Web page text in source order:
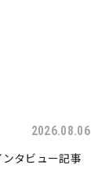
2026.08.06
ンタビュー記事